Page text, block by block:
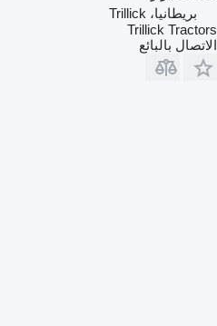
بريطانيا، Trillick
Trillick Tractors
الاتصال بالبائع